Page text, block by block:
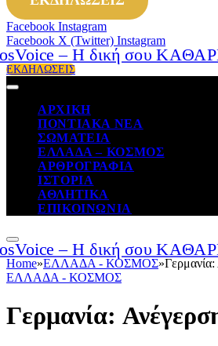
Facebook Instagram
Facebook X (Twitter) Instagram
ΕΚΔΗΛΩΣΕΙΣ
ΑΡΧΙΚΗ
ΠΟΝΤΙΑΚΑ ΝΕΑ
ΣΩΜΑΤΕΙΑ
ΕΛΛΑΔΑ – ΚΟΣΜΟΣ
ΑΡΘΡΟΓΡΑΦΙΑ
ΙΣΤΟΡΙΑ
ΑΘΛΗΤΙΚΑ
ΕΠΙΚΟΙΝΩΝΙΑ
Home»ΕΛΛΑΔΑ - ΚΟΣΜΟΣ»
ΕΛΛΑΔΑ - ΚΟΣΜΟΣ
Γερμανία: